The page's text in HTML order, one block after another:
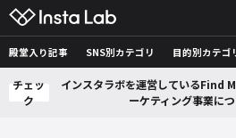
殿堂入り記事 SNS別カテゴリ 目的別カテゴ
チェッ
ク
インスタラボを運営しているFind
ーケティング事業に